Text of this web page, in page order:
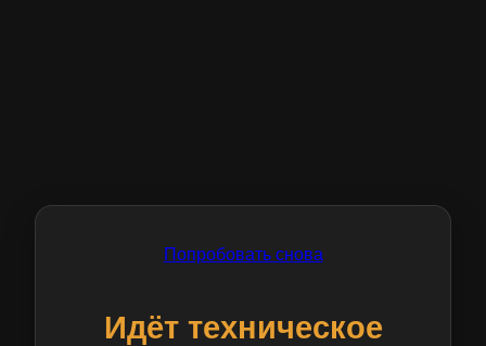
Попробовать снова
Идёт техническое